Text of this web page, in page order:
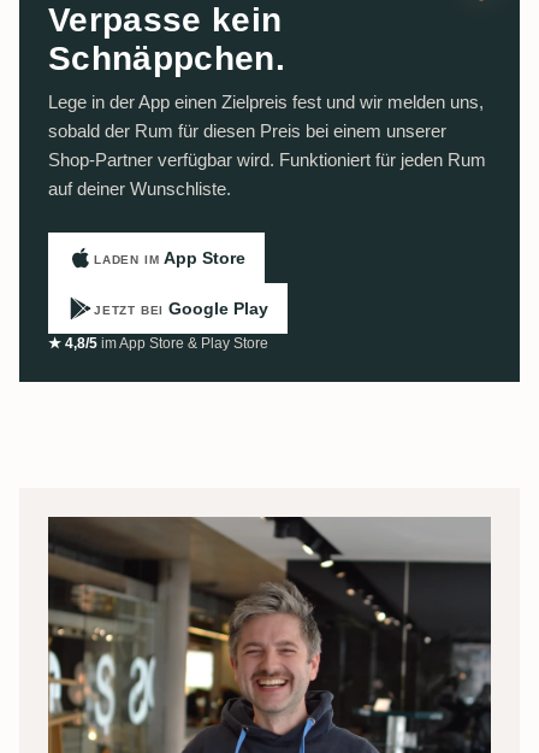
Verpasse kein
Schnäppchen.
Lege in der App einen Zielpreis fest und wir melden uns,
sobald der Rum für diesen Preis bei einem unserer
Shop-Partner verfügbar wird. Funktioniert für jeden Rum
auf deiner Wunschliste.
LADEN IM App Store
JETZT BEI Google Play
★ 4,8/5 im App Store & Play Store